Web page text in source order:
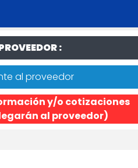
:
al proveedor
y/o cotizaciones
al proveedor)